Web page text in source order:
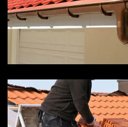
Devis pose de